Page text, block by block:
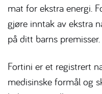
mat for ekstra energi.
gjøre inntak av ekstra
på ditt barns premisser.
Fortini er et registrert
medisinske formål og